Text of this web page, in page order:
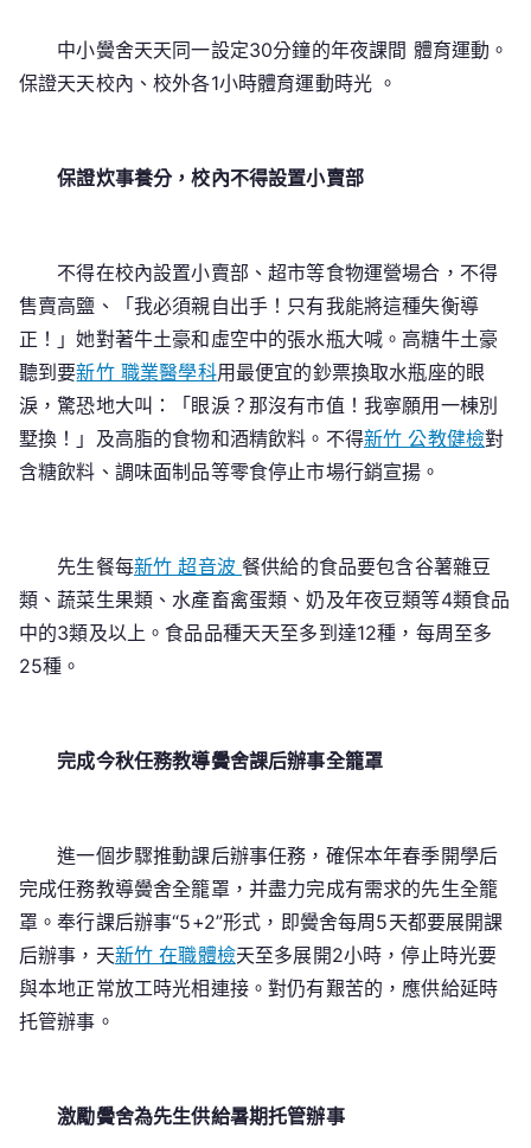
中小黌舍天天同一設定30分鐘的年夜課間 體育運動。
保證天天校內、校外各1小時體育運動時光 。
保證炊事養分，校內不得設置小賣部
不得在校內設置小賣部、超市等食物運營場合，不得
售賣高鹽、「我必須親自出手！只有我能將這種失衡導
正！」她對著牛土豪和虛空中的張水瓶大喊。高糖牛土豪
聽到要新竹 職業醫學科用最便宜的鈔票換取水瓶座的眼
淚，驚恐地大叫：「眼淚？那沒有市值！我寧願用一棟別
墅換！」及高脂的食物和酒精飲料。不得新竹 公教健檢對
含糖飲料、調味面制品等零食停止市場行銷宣揚。
先生餐每新竹 超音波餐供給的食品要包含谷薯雜豆
類、蔬菜生果類、水產畜禽蛋類、奶及年夜豆類等4類食品
中的3類及以上。食品品種天天至多到達12種，每周至多
25種。
完成今秋任務教導黌舍課后辦事全籠罩
進一個步驟推動課后辦事任務，確保本年春季開學后
完成任務教導黌舍全籠罩，并盡力完成有需求的先生全籠
罩。奉行課后辦事“5+2”形式，即黌舍每周5天都要展開課
后辦事，天新竹 在職體檢天至多展開2小時，停止時光要
與本地正常放工時光相連接。對仍有艱苦的，應供給延時
托管辦事。
激勵黌舍為先生供給暑期托管辦事